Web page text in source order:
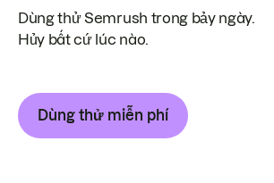
Dùng thử Semrush trong bảy ngày.
Hủy bất cứ lúc nào.
Dùng thử miễn phí